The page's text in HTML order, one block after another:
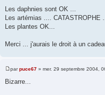
e
s
s
a
g
Les daphnies sont OK ...
Les artémias ....
Les plantes OK...
Merci ... j'aurais le droit à un
M
s
parpuce67 » mer. 29 septembre 2004,
Bizarre...